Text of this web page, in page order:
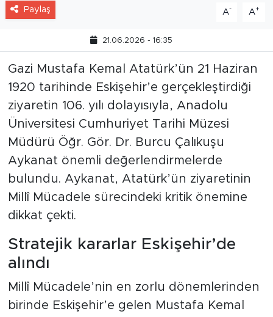
Paylaş A- A+
21.06.2026 - 16:35
Gazi Mustafa Kemal Atatürk’ün 21 Haziran
1920 tarihinde Eskişehir’e gerçekleştirdiği
ziyaretin 106. yılı dolayısıyla, Anadolu
Üniversitesi Cumhuriyet Tarihi Müzesi
Müdürü Öğr. Gör. Dr. Burcu Çalıkuşu
Aykanat önemli değerlendirmelerde
bulundu. Aykanat, Atatürk’ün ziyaretinin
Millî Mücadele sürecindeki kritik önemine
dikkat çekti.
Stratejik kararlar Eskişehir’de
alındı
Millî Mücadele’nin en zorlu dönemlerinden
birinde Eskişehir’e gelen Mustafa Kemal